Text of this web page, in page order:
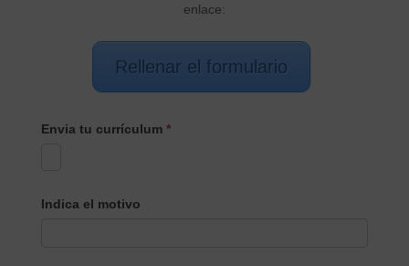
enlace:
Rellenar el formulario
Envia tu currículum *
Indica el motivo